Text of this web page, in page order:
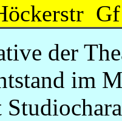
der
im